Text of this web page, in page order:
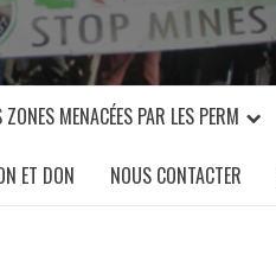
ZONES MENACÉES PAR LES PERM
ET DON NOUS CONTACTER